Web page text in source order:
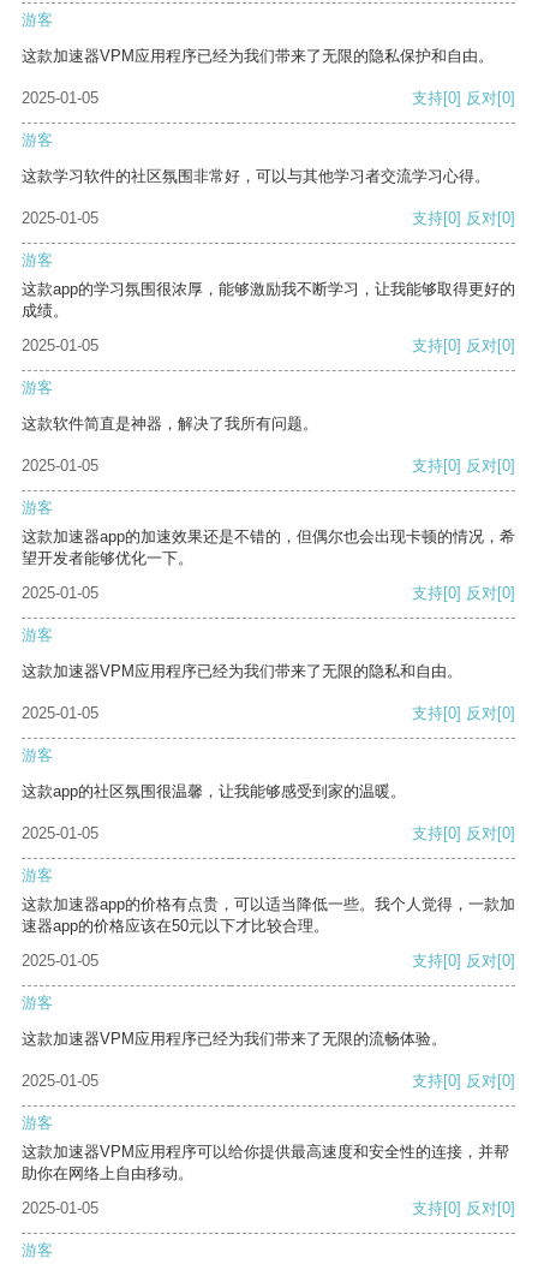
游客
这款加速器VPM应用程序已经为我们带来了无限的隐私保护和自由。
2025-01-05 支持[0] 反对[0]
游客
这款学习软件的社区氛围非常好，可以与其他学习者交流学习心得。
2025-01-05 支持[0] 反对[0]
游客
这款app的学习氛围很浓厚，能够激励我不断学习，让我能够取得更好的
成绩。
2025-01-05
支持[0] 反对[0]
游客
这款软件简直是神器，解决了我所有问题。
2025-01-05 支持[0] 反对[0]
游客
这款加速器app的加速效果还是不错的，但偶尔也会出现卡顿的情况，希
望开发者能够优化一下。
2025-01-05
支持[0] 反对[0]
游客
这款加速器VPM应用程序已经为我们带来了无限的隐私和自由。
2025-01-05 支持[0] 反对[0]
游客
这款app的社区氛围很温馨，让我能够感受到家的温暖。
2025-01-05 支持[0] 反对[0]
游客
这款加速器app的价格有点贵，可以适当降低一些。我个人觉得，一款加
速器app的价格应该在50元以下才比较合理。
2025-01-05
支持[0] 反对[0]
游客
这款加速器VPM应用程序已经为我们带来了无限的流畅体验。
2025-01-05 支持[0] 反对[0]
游客
这款加速器VPM应用程序可以给你提供最高速度和安全性的连接，并帮
助你在网络上自由移动。
2025-01-05
支持[0] 反对[0]
游客